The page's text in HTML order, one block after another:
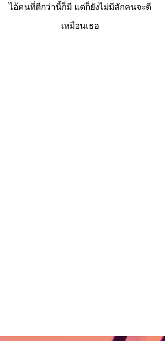
ไอ้คนที่ดีกว่านี้ก็มี แต่ก็ยังไม่มีสักคนจะดี
เหมือนเธอ